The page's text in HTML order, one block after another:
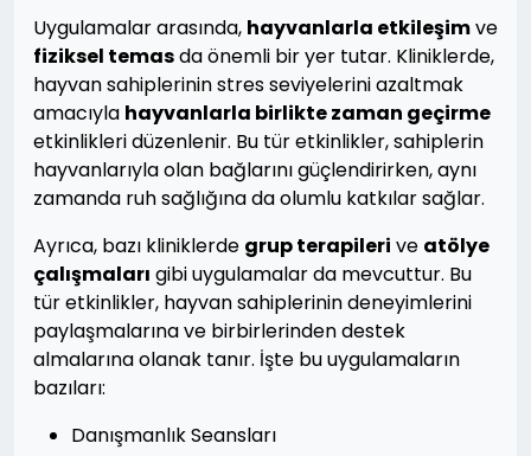
Uygulamalar arasında, hayvanlarla etkileşimve
fiziksel temasda önemli bir yer tutar. Kliniklerde,
hayvan sahiplerinin stres seviyelerini azaltmak
amacıyla hayvanlarla birlikte zaman geçirme
etkinlikleri düzenlenir. Bu tür etkinlikler, sahiplerin
hayvanlarıyla olan bağlarını güçlendirirken, aynı
zamanda ruh sağlığına da olumlu katkılar sağlar.
Ayrıca, bazı kliniklerde grup terapileri ve atölye
çalışmaları gibi uygulamalar da mevcuttur. Bu
tür etkinlikler, hayvan sahiplerinin deneyimlerini
paylaşmalarına ve birbirlerinden destek
almalarına olanak tanır. İşte bu uygulamaların
bazıları:
Danışmanlık Seansları